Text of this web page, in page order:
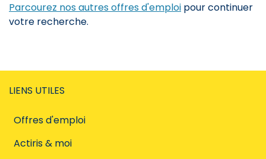
Parcourez nos autres offres d'emploi pour continuer
votre recherche.
LIENS UTILES
Offres d'emploi
Actiris & moi